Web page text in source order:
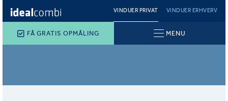
VINDUER PRIVAT VINDUER ERHVERV
FÅ GRATIS OPMÅLING MENU